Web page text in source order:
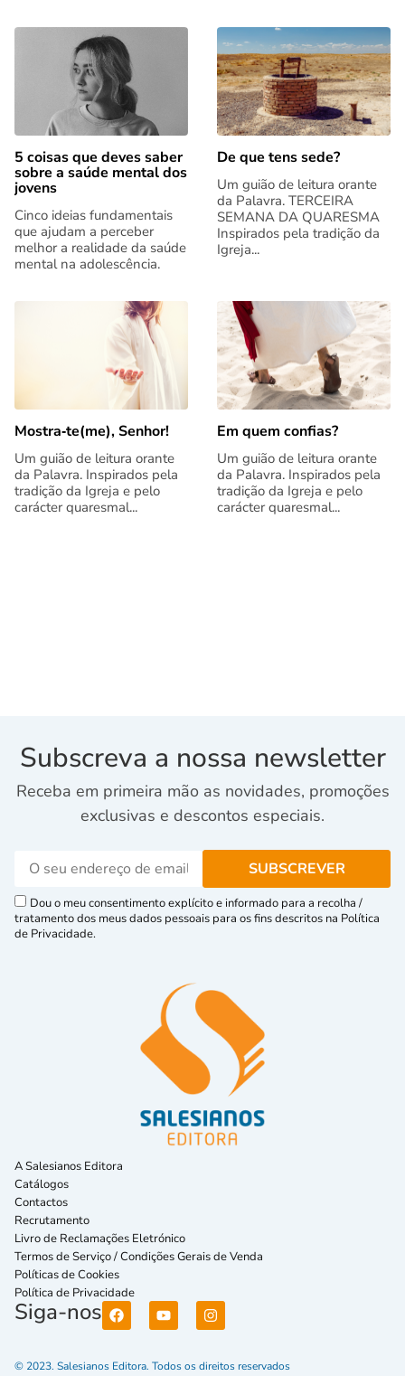
5 coisas que deves saber
sobre a saúde mental dos
jovens
Cinco ideias fundamentais
que ajudam a perceber
melhor a realidade da saúde
mental na adolescência.
De que tens sede?
Um guião de leitura orante
da Palavra. TERCEIRA
SEMANA DA QUARESMA
Inspirados pela tradição da
Igreja...
Mostra‑te(me), Senhor!
Um guião de leitura orante
da Palavra. Inspirados pela
tradição da Igreja e pelo
carácter quaresmal...
Em quem confias?
Um guião de leitura orante
da Palavra. Inspirados pela
tradição da Igreja e pelo
carácter quaresmal...
Subscreva a nossa newsletter
Receba em primeira mão as novidades, promoções
exclusivas e descontos especiais.
Dou o meu consentimento explícito e informado para a recolha /
tratamento dos meus dados pessoais para os fins descritos na Política
de Privacidade.
A Salesianos Editora
Catálogos
Contactos
Recrutamento
Livro de Reclamações Eletrónico
Termos de Serviço / Condições Gerais de Venda
Políticas de Cookies
Política de Privacidade
Siga-nos
© 2023. Salesianos Editora. Todos os direitos reservados